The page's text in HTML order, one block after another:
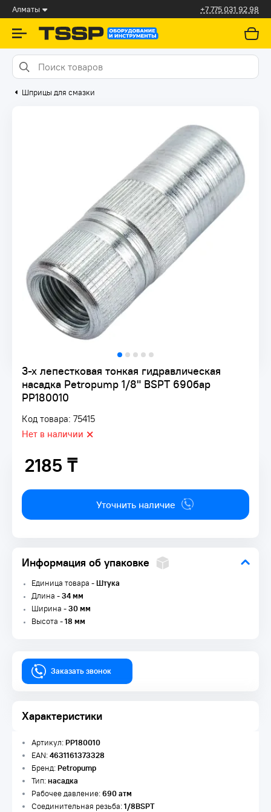
Алматы +7 775 031 92 98
Шприцы для смазки
3-х лепестковая тонкая гидравлическая
насадка Petropump 1/8" BSPT 690бар
PP180010
Код товара: 75415
Нет в наличии
2185 ₸
2185 ₸
Уточнить наличие
Информация об упаковке
Единица товара -Штука
Длина -34 мм
Ширина -30 мм
Высота -18 мм
Заказать звонок
Характеристики
Артикул:PP180010
EAN:4631161373328
Бренд:Petropump
Тип:насадка
Рабочее давление:690 атм
Соединительная резьба:1/8BSPT